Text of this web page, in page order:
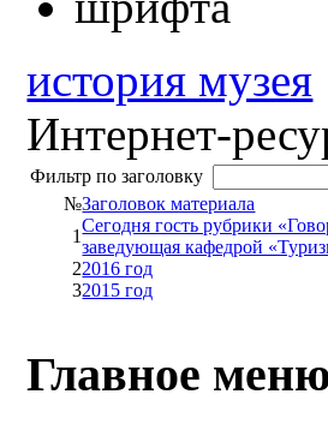
история музея
Интернет-
Фильтр по заголовку
№Заголовок материала
1
Сегодня гость рубрики
заведующая кафедрой
22016 год
32015 год
Главное меню